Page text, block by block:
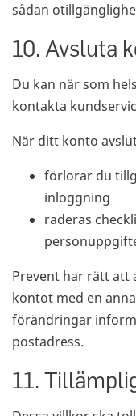
sådan
10. Avsluta
Du kan när som
kontakta
När ditt konto
förlorar du
inloggning
raderas
Prevent har rätt att
kontot med en
förändringar
postadress.
11.